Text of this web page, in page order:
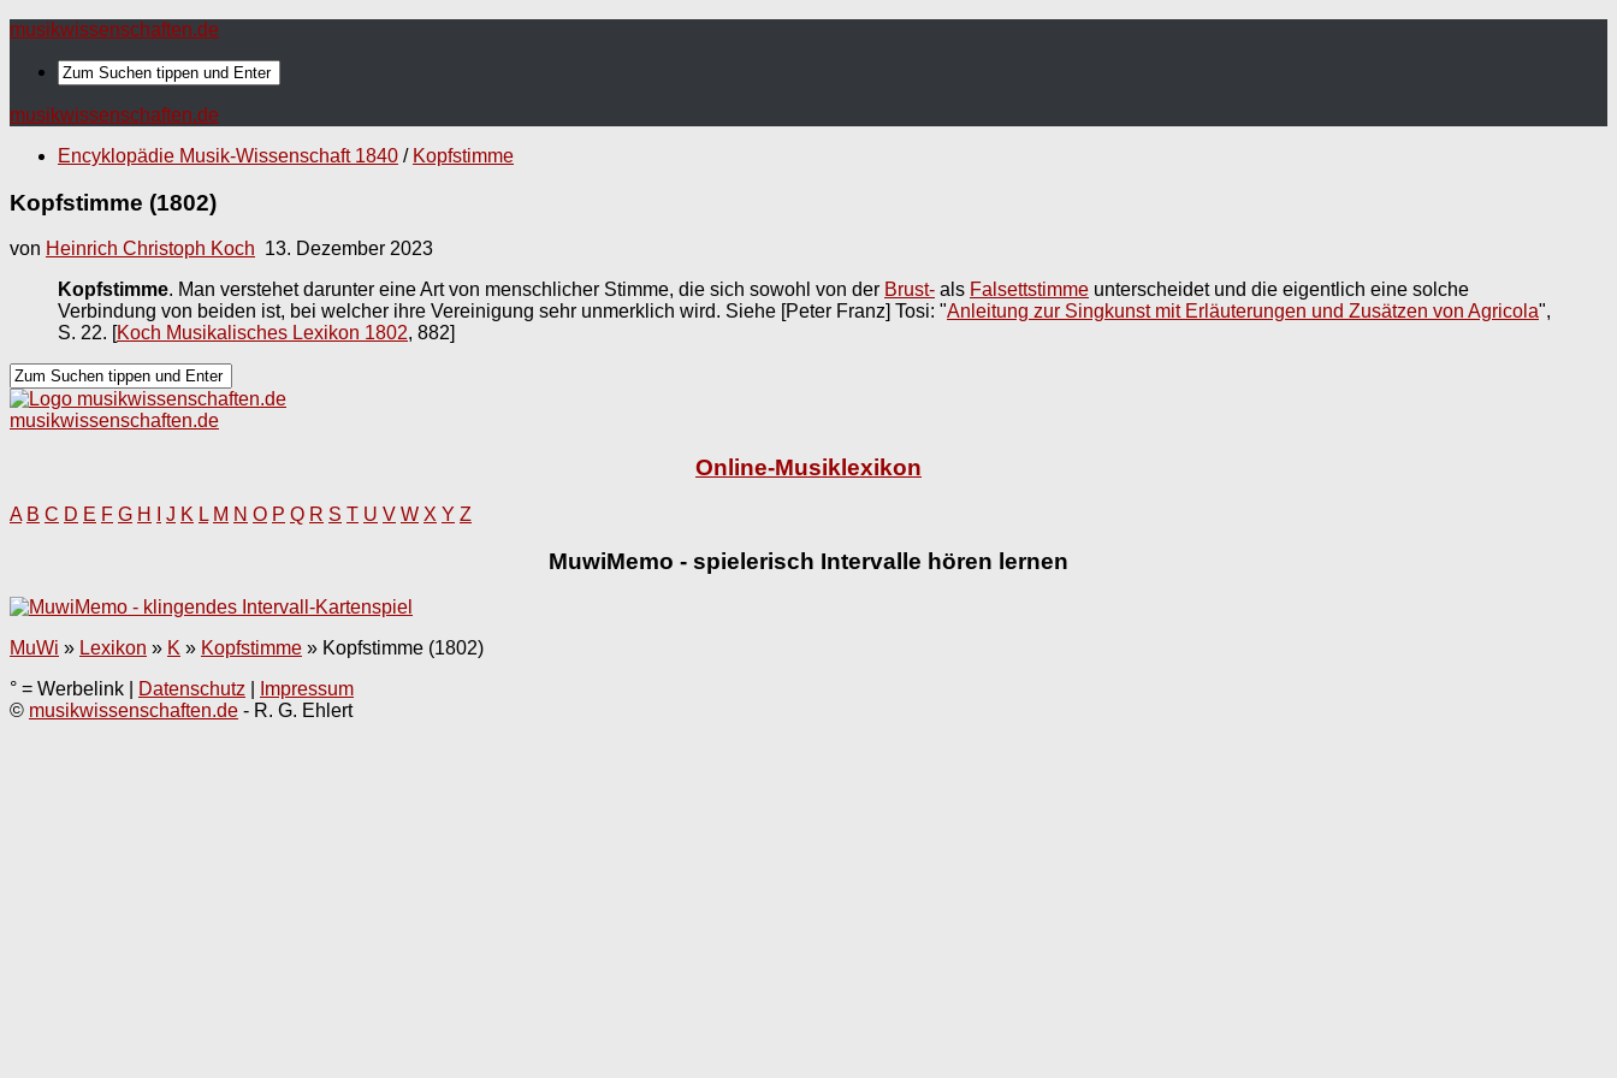
musikwissenschaften.de
musikwissenschaften.de
Encyklopädie Musik-Wissenschaft 1840 / Kopfstimme
Kopfstimme (1802)
von Heinrich Christoph Koch 13. Dezember 2023
Kopfstimme. Man verstehet darunter eine Art von menschlicher Stimme, die sich sowohl von der Brust- als Falsettstimme unterscheidet und die eigentlich eine solche
Verbindung von beiden ist, bei welcher ihre Vereinigung sehr unmerklich wird. Siehe [Peter Franz] Tosi: "Anleitung zur Singkunst mit Erläuterungen und Zusätzen von Agricola",
S. 22. [Koch Musikalisches Lexikon 1802, 882]
musikwissenschaften.de
Online-Musiklexikon
A B C D E F G H J K L M N O P Q R S T U V W X Y Z
MuwiMemo - spielerisch Intervalle hören lernen
MuWi » Lexikon » K » Kopfstimme » Kopfstimme (1802)
° = Werbelink |
Datenschutz
Impressum
© musikwissenschaften.de - R. G. Ehlert